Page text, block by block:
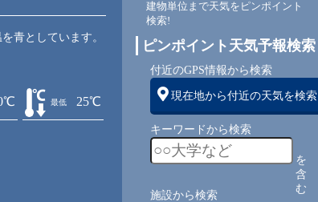
青としています。
最低 25℃
建物単位まで天気をピンポイント
検索!
ピンポイント天気予報検索
付近のGPS情報から検索
現在地から付近の天気を検索
キーワードから検索
を
含
む
施設から検索